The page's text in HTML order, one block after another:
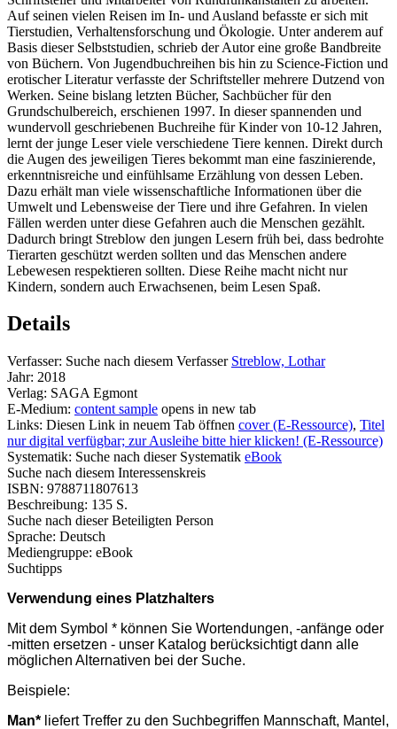
Auf seinen vielen Reisen im In- und Ausland befasste er sich mit
Tierstudien, Verhaltensforschung und Ökologie. Unter anderem auf
Basis dieser Selbststudien, schrieb der Autor eine große Bandbreite
von Büchern. Von Jugendbuchreihen bis hin zu Science-Fiction und
erotischer Literatur verfasste der Schriftsteller mehrere Dutzend von
Werken. Seine bislang letzten Bücher, Sachbücher für den
Grundschulbereich, erschienen 1997. In dieser spannenden und
wundervoll geschriebenen Buchreihe für Kinder von 10-12 Jahren,
lernt der junge Leser viele verschiedene Tiere kennen. Direkt durch
die Augen des jeweiligen Tieres bekommt man eine faszinierende,
erkenntnisreiche und einfühlsame Erzählung von dessen Leben.
Dazu erhält man viele wissenschaftliche Informationen über die
Umwelt und Lebensweise der Tiere und ihre Gefahren. In vielen
Fällen werden unter diese Gefahren auch die Menschen gezählt.
Dadurch bringt Streblow den jungen Lesern früh bei, dass bedrohte
Tierarten geschützt werden sollten und das Menschen andere
Lebewesen respektieren sollten. Diese Reihe macht nicht nur
Kindern, sondern auch Erwachsenen, beim Lesen Spaß.
Details
Verfasser: Suche nach diesem Verfasser Streblow, Lothar
Jahr: 2018
Verlag: SAGA Egmont
E-Medium: content sample opens in new tab
Links: Diesen Link in neuem Tab öffnen cover (E-Ressource), Titel
nur digital verfügbar; zur Ausleihe bitte hier klicken! (E-Ressource)
Systematik: Suche nach dieser Systematik eBook
Suche nach diesem Interessenskreis
ISBN: 9788711807613
Beschreibung: 135 S.
Suche nach dieser Beteiligten Person
Sprache: Deutsch
Mediengruppe: eBook
Suchtipps
Verwendung eines Platzhalters
Mit dem Symbol * können Sie Wortendungen, -anfänge oder
-mitten ersetzen - unser Katalog berücksichtigt dann alle
möglichen Alternativen bei der Suche.
Beispiele:
Man* liefert Treffer zu den Suchbegriffen Mannschaft, Mantel,